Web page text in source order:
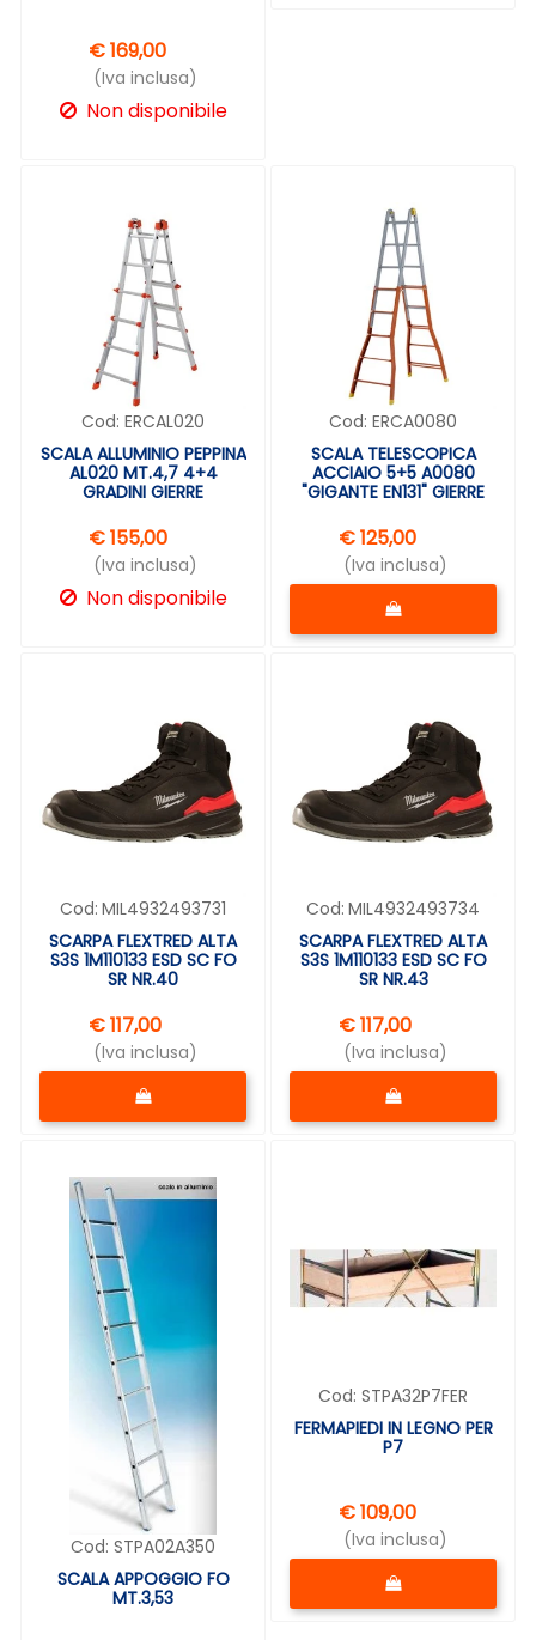
€ 169,00
(Iva inclusa)
Non disponibile
Cod: ERCAL020
SCALA ALLUMINIO PEPPINA
AL020 MT.4,7 4+4
GRADINI GIERRE
€ 155,00
(Iva inclusa)
Non disponibile
Cod: ERCA0080
SCALA TELESCOPICA
ACCIAIO 5+5 A0080
"GIGANTE EN131" GIERRE
€ 125,00
(Iva inclusa)
Quantità
Cod: MIL4932493731
SCARPA FLEXTRED ALTA
S3S 1M110133 ESD SC FO
SR NR.40
€ 117,00
(Iva inclusa)
Quantità
Cod: MIL4932493734
SCARPA FLEXTRED ALTA
S3S 1M110133 ESD SC FO
SR NR.43
€ 117,00
(Iva inclusa)
Quantità
Cod: STPA02A350
SCALA APPOGGIO FO
MT.3,53
Cod: STPA32P7FER
FERMAPIEDI IN LEGNO PER
P7
€ 109,00
(Iva inclusa)
Quantità